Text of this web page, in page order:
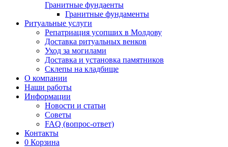
Гранитные фундаенты
Гранитные фундаменты
Ритуальные услуги
Репатриация усопших в Молдову
Доставка ритуальных венков
Уход за могилами
Доставка и установка памятников
Склепы на кладбище
О компании
Наши работы
Информации
Новости и статьи
Советы
FAQ (вопрос-ответ)
Контакты
0 Корзина